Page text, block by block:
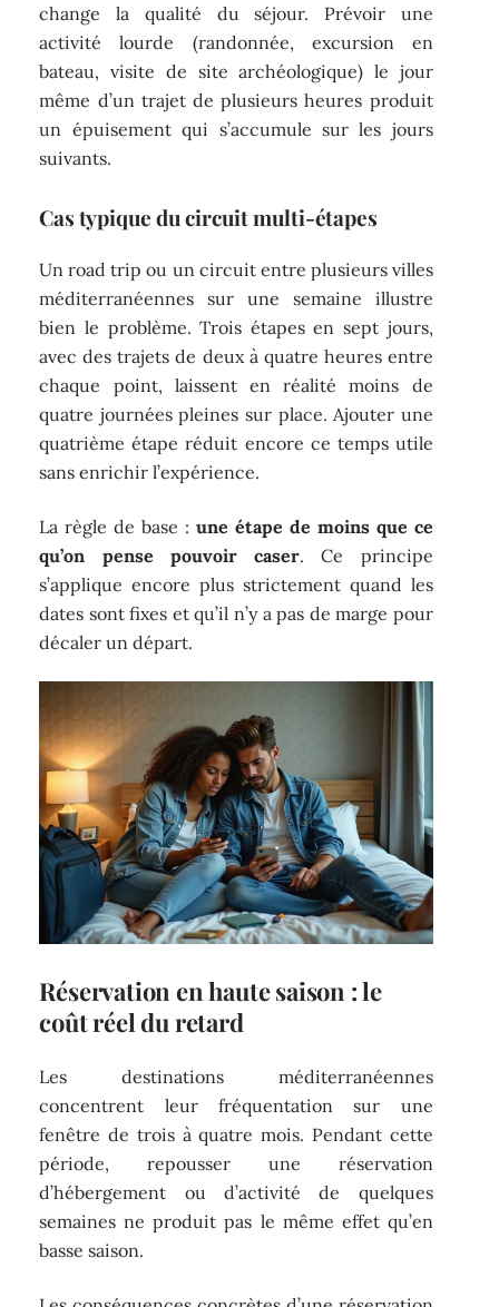
change la qualité du séjour. Prévoir une
activité lourde (randonnée, excursion en
bateau, visite de site archéologique) le jour
même d’un trajet de plusieurs heures produit
un épuisement qui s’accumule sur les jours
suivants.
Cas typique du circuit multi-étapes
Un road trip ou un circuit entre plusieurs villes
méditerranéennes sur une semaine illustre
bien le problème. Trois étapes en sept jours,
avec des trajets de deux à quatre heures entre
chaque point, laissent en réalité moins de
quatre journées pleines sur place. Ajouter une
quatrième étape réduit encore ce temps utile
sans enrichir l’expérience.
La règle de base : une étape de moins que ce
qu’on pense pouvoir caser. Ce principe
s’applique encore plus strictement quand les
dates sont fixes et qu’il n’y a pas de marge pour
décaler un départ.
Réservation en haute saison : le
coût réel du retard
Les destinations méditerranéennes
concentrent leur fréquentation sur une
fenêtre de trois à quatre mois. Pendant cette
période, repousser une réservation
d’hébergement ou d’activité de quelques
semaines ne produit pas le même effet qu’en
basse saison.